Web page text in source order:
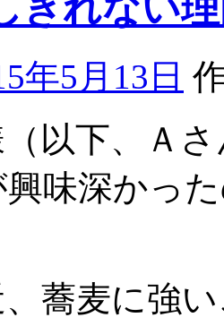
年5月13日
以下、Ａ
味深かっ
、蕎麦に強